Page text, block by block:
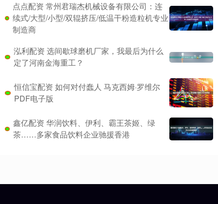
点点配资 常州君瑞杰机械设备有限公司：连
续式/大型/小型/双辊挤压/低温干粉造粒机专业
制造商
泓利配资 选间歇球磨机厂家，我最后为什么
定了河南金海重工？
恒信宝配资 如何对付蠢人 马克西姆·罗维尔
PDF电子版
鑫亿配资 华润饮料、伊利、霸王茶姬、绿
茶……多家食品饮料企业驰援香港